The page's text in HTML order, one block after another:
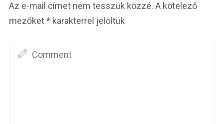
Az e-mail címet nem tesszük közzé. A kötelező
mezőket* karakterrel jelöltük